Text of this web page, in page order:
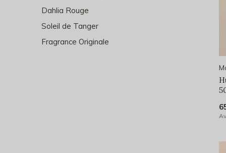
Dahlia Rouge
Soleil de Tanger
Fragrance Originale